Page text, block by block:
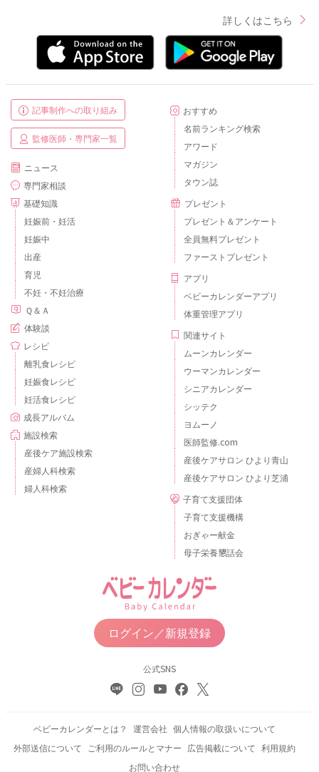
詳しくはこちら
記事制作への取り組み
監修医師・専門家一覧
ニュース
専門家相談
基礎知識
妊娠前・妊活
妊娠中
出産
育児
不妊・不妊治療
Ｑ＆Ａ
体験談
レシピ
離乳食レシピ
妊娠食レシピ
妊活食レシピ
成長アルバム
施設検索
産後ケア施設検索
産婦人科検索
婦人科検索
おすすめ
名前ランキング検索
アワード
マガジン
タウン誌
プレゼント
プレゼント＆アンケート
全員無料プレゼント
ファーストプレゼント
アプリ
ベビーカレンダーアプリ
体重管理アプリ
関連サイト
ムーンカレンダー
ウーマンカレンダー
シニアカレンダー
シッテク
ヨムーノ
医師監修.com
産後ケアサロン ひより青山
産後ケアサロン ひより芝浦
子育て支援団体
子育て支援機構
おぎゃー献金
母子栄養懇話会
ログイン／新規登録
公式SNS
ベビーカレンダーとは？ 運営会社 個人情報の取扱いについて
外部送信について
ご利用のルールとマナー 広告掲載について 利用規約
お問い合わせ